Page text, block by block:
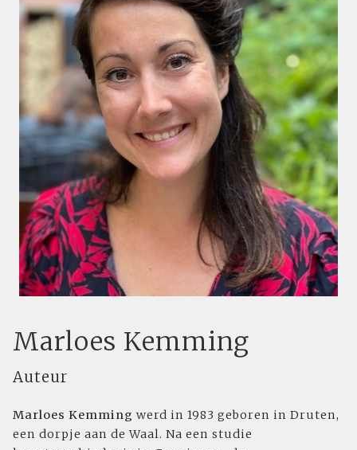
Marloes Kemming
Auteur
Marloes Kemming werd in 1983 geboren in Druten,
een dorpje aan de Waal. Na een studie